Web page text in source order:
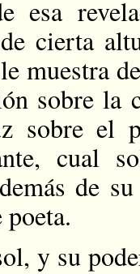
esa
cierta
muestra
sobre la
sobre el
cual
de
y su